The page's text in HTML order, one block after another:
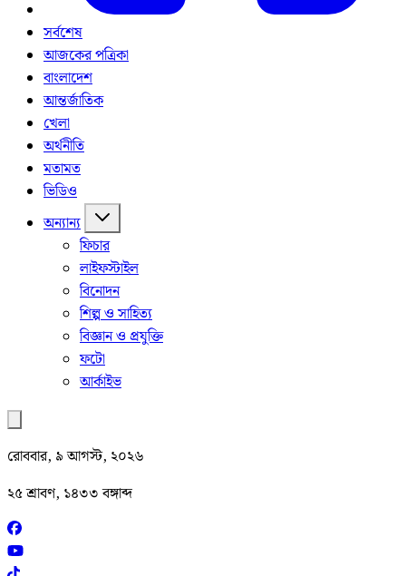
সর্বশেষ
আজকের পত্রিকা
বাংলাদেশ
আন্তর্জাতিক
খেলা
অর্থনীতি
মতামত
ভিডিও
অন্যান্য
ফিচার
লাইফস্টাইল
বিনোদন
শিল্প ও সাহিত্য
বিজ্ঞান ও প্রযুক্তি
ফটো
আর্কাইভ
রোববার, ৯ আগস্ট, ২০২৬
২৫ শ্রাবণ, ১৪৩৩ বঙ্গাব্দ